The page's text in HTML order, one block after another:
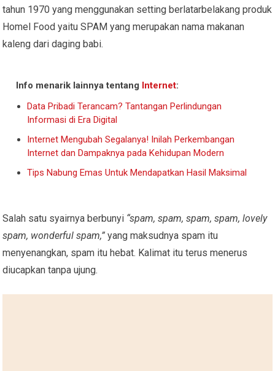
tahun 1970 yang menggunakan setting berlatarbelakang produk
Homel Food yaitu SPAM yang merupakan nama makanan
kaleng dari daging babi.
Info menarik lainnya tentang Internet:
Data Pribadi Terancam? Tantangan Perlindungan
Informasi di Era Digital
Internet Mengubah Segalanya! Inilah Perkembangan
Internet dan Dampaknya pada Kehidupan Modern
Tips Nabung Emas Untuk Mendapatkan Hasil Maksimal
Salah satu syairnya berbunyi “spam, spam, spam, spam, lovely
spam, wonderful spam,” yang maksudnya spam itu
menyenangkan, spam itu hebat. Kalimat itu terus menerus
diucapkan tanpa ujung.